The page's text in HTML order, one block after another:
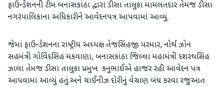
ફાઉન્ડેશનની ટીમ બનાસકાંઠા દ્વારા ડીસા તાલુકા મામલતદાર તેમજ ડીસા
નગરપાલિકાના અધિકારીને આવેદનપત્ર આપવામાં આવ્યું.
જેમાં ફાઉન્ડેશનના રાષ્ટ્રીય અધ્યક્ષ તેજસિંહજી પરમાર, નોર્થ ઝોન
સહમંત્રી ગોવિંદસિંહ મકવાણા, બનાસકાંઠા જિલ્લા મહામંત્રી દશરથસિંહ
ઝાલા તેમજ ડીસા તાલુકા પ્રમુખ કનુભાઈએ હાજર રહી આવેદન પત્ર
આપવામાં આવ્યું હતું.અને ચાઈનીઝ દોરીનું વેચાણ બંધ કરવા રજુઆત